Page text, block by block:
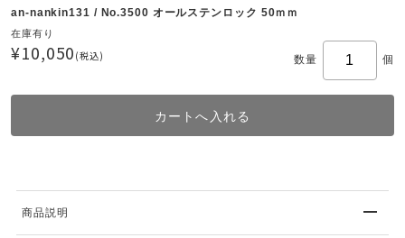
an-nankin131 / No.3500 オールステンロック 50ｍｍ
在庫有り
¥10,050 (税込) 数量 個
商品説明